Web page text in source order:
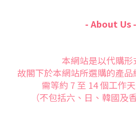
- About Us -
本網站是以代購形
故閣下於本網站所選購的產
需等約 7 至 14 個工作
（不包括六、日、韓國及